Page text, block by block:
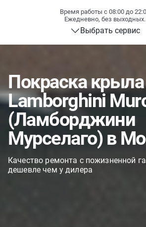
Время работы с 08:00 до
Ежедневно, без выходных.
Выбрать сервис
Покраска крыла
Lamborghini
(Ламборджини
Мурселаго) в
Качество ремонта с пожизненной
дешевле чем у дилера